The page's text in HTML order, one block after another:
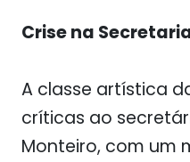
Crise na
A classe artística
críticas ao
Monteiro, com um